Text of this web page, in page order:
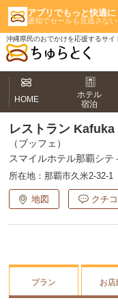
アプリでもっと快適に
通知でセールも見逃さない
沖縄県民のおでかけを応援するサイ
HOME
ホテル
宿泊
レストラン
（ブッフェ）
スマイルホテル那覇シテ
所在地： 那覇市久米2-32-
地図 クチ
プラン お店